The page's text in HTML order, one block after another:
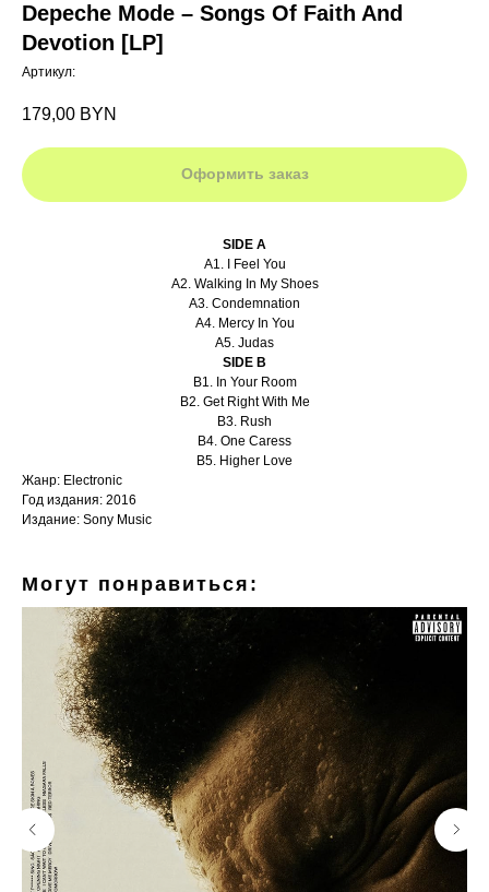
Depeche Mode ‎– Songs Of Faith And
Devotion [LP]
Артикул:
179,00 BYN
Оформить заказ
SIDE A
A1. I Feel You
A2. Walking In My Shoes
A3. Condemnation
A4. Mercy In You
A5. Judas
SIDE B
B1. In Your Room
B2. Get Right With Me
B3. Rush
B4. One Caress
B5. Higher Love
Жанр: Electronic
Год издания: 2016
Издание: Sony Music
Могут понравиться: